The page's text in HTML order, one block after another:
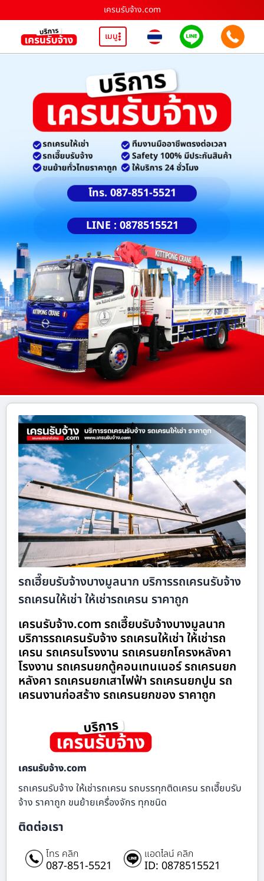
เครนรับจ้าง.com
เมนู
โทร. 087-851-5521
LINE : 0878515521
รถเฮี๊ยบรับจ้างบางมูลนาก บริการรถเครนรับจ้าง
รถเครนให้เช่า ให้เช่ารถเครน ราคาถูก
เครนรับจ้าง.com รถเฮี๊ยบรับจ้างบางมูลนาก
บริการรถเครนรับจ้าง รถเครนให้เช่า ให้เช่ารถ
เครน รถเครนโรงงาน รถเครนยกโครงหลังคา
โรงงาน รถเครนยกตู้คอนเทนเนอร์ รถเครนยก
หลังคา รถเครนยกเสาไฟฟ้า รถเครนยกปูน รถ
เครนงานก่อสร้าง รถเครนยกของ ราคาถูก
เครนรับจ้าง.com
รถเครนรับจ้าง ให้เช่ารถเครน รถบรรทุกติดเครน รถเฮี๊ยบรับ
จ้าง ราคาถูก ขนย้ายเครื่องจักร ทุกชนิด
ติดต่อเรา
โทร คลิก
087-851-5521
แอดไลน์ คลิก
ID: 0878515521